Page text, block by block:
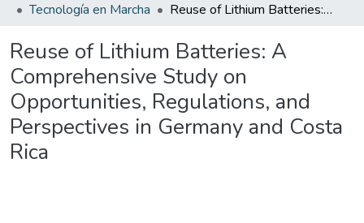
Tecnología en Marcha
Reuse of Lithium Batteries: A Comprehensive Study on Opportunities, Regulations, and Perspectives in Germany and Costa Rica
Reuse of Lithium Batteries: A
Comprehensive Study on
Opportunities, Regulations, and
Perspectives in Germany and Costa
Rica